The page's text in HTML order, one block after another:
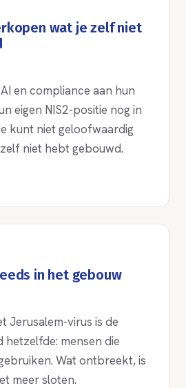
wat je zelf niet
en compliance aan hun
eigen NIS2-positie nog in
kunt niet geloofwaardig
niet hebt gebouwd.
in het gebouw
Jerusalem-virus is de
hetzelfde: mensen die
Wat ontbreekt, is
meer sloten.